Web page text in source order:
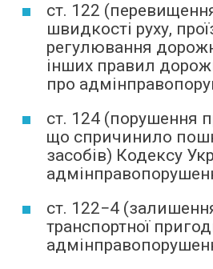
ст. 122
швидкості руху,
регулювання
інших правил
про
ст. 124 (порушення
що спричинило
засобів) Кодексу
ст. 122−4
транспортної